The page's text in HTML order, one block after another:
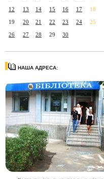
12 13 14 15 16 17 18
19 20 21 22 23 24 25
26 27 28 29 30
НАША АДРЕСА: